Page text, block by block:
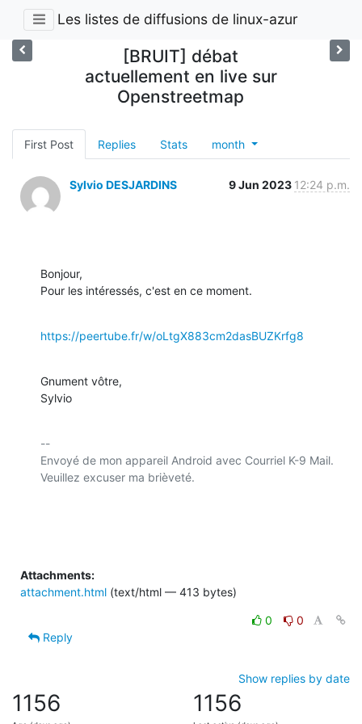
Les listes de diffusions de linux-azur
[BRUIT] débat
actuellement en live sur
Openstreetmap
First Post Replies Stats month
Sylvio DESJARDINS 9 Jun 2023 12:24 p.m.
Bonjour,
Pour les intéressés, c'est en ce moment.
https://peertube.fr/w/oLtgX883cm2dasBUZKrfg8
Gnument vôtre,
Sylvio
--
Envoyé de mon appareil Android avec Courriel K-9 Mail.
Veuillez excuser ma brièveté.
Attachments:
attachment.html (text/html — 413 bytes)
0
0
Reply
Show replies by date
1156 1156